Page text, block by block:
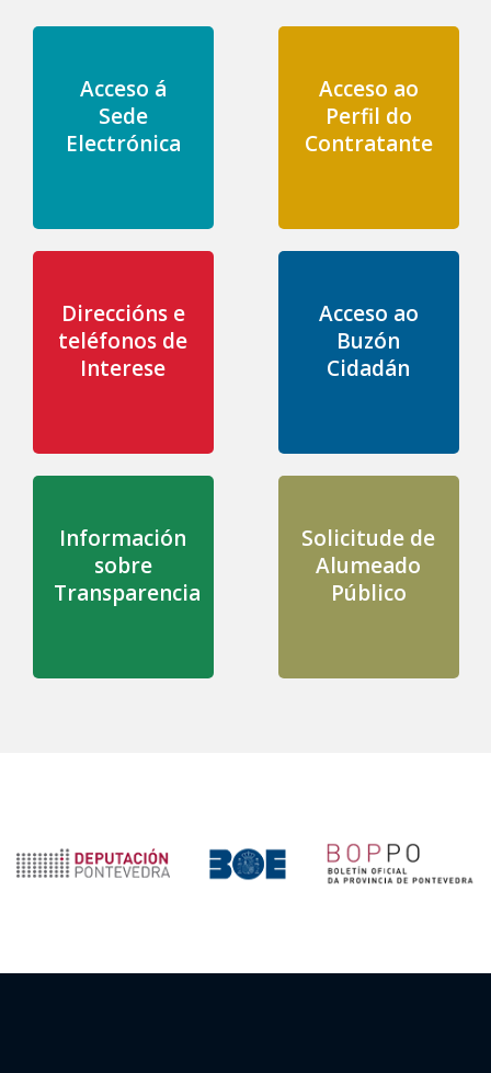
Acceso á
Sede
Electrónica
Acceso ao
Perfil do
Contratante
Direccións e
teléfonos de
Interese
Acceso ao
Buzón
Cidadán
Información
sobre
Transparencia
Solicitude de
Alumeado
Público